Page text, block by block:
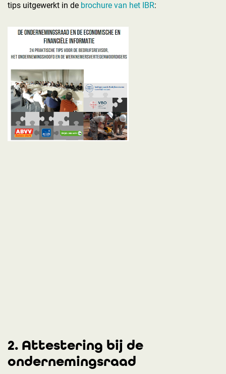
tips uitgewerkt in de brochure van het IBR:
2. Attestering bij de
ondernemingsraad